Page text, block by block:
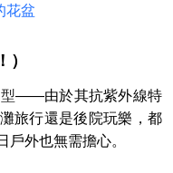
花盆
——由於其抗紫外線特
旅行還是後院玩樂，都
外也無需擔心。